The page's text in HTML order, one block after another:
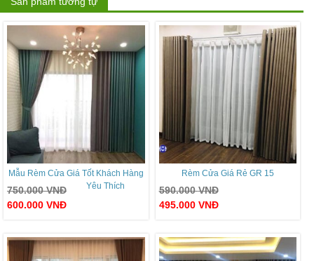
Mẫu Rèm Cửa Giá Tốt Khách Hàng
Yêu Thích
750.000VNĐ
600.000 VNĐ
Rèm Cửa Giá Rẻ GR 15
590.000VNĐ
495.000 VNĐ